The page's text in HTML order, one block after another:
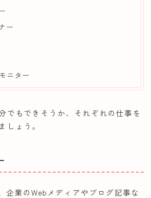
ー
ニター
でもできそうか、それぞれの仕事を
しょう。
企業のWebメディアやブログ記事な